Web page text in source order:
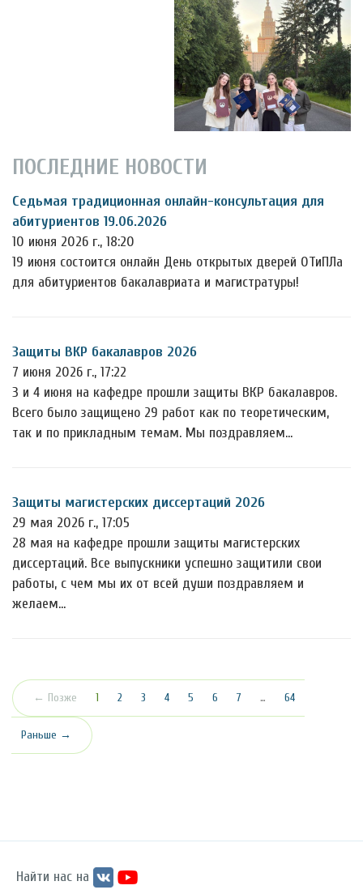
ПОСЛЕДНИЕ НОВОСТИ
Седьмая традиционная онлайн-консультация для
абитуриентов 19.06.2026
10 июня 2026 г., 18:20
19 июня состоится онлайн День открытых дверей ОТиПЛа
для абитуриентов бакалавриата и магистратуры!
Защиты ВКР бакалавров 2026
7 июня 2026 г., 17:22
3 и 4 июня на кафедре прошли защиты ВКР бакалавров.
Всего было защищено 29 работ как по теоретическим,
так и по прикладным темам. Мы поздравляем…
Защиты магистерских диссертаций 2026
29 мая 2026 г., 17:05
28 мая на кафедре прошли защиты магистерских
диссертаций. Все выпускники успешно защитили свои
работы, с чем мы их от всей души поздравляем и
желаем…
← Позже 1 (текущая)
2 3 4 5 6 7 … 64
Раньше →
Найти нас на